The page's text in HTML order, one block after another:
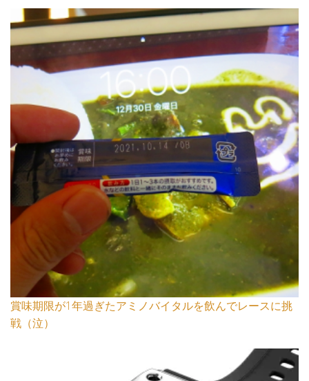
賞味期限が1年過ぎたアミノバイタルを飲んでレースに挑
戦（泣）